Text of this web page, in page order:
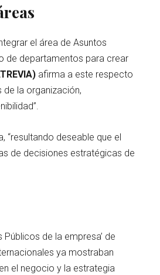
el área de Asuntos
de departamentos para crear
afirma a este respecto
de la organización,
“resultando deseable que el
de decisiones estratégicas de
de la empresa’ de
ya mostraban
el negocio y la estrategia